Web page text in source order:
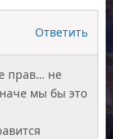
Ответить
прав… не
мы бы это